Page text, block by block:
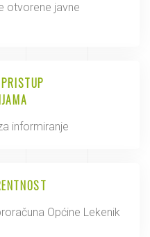
otvorene javne
informiranje
Općine Lekenik